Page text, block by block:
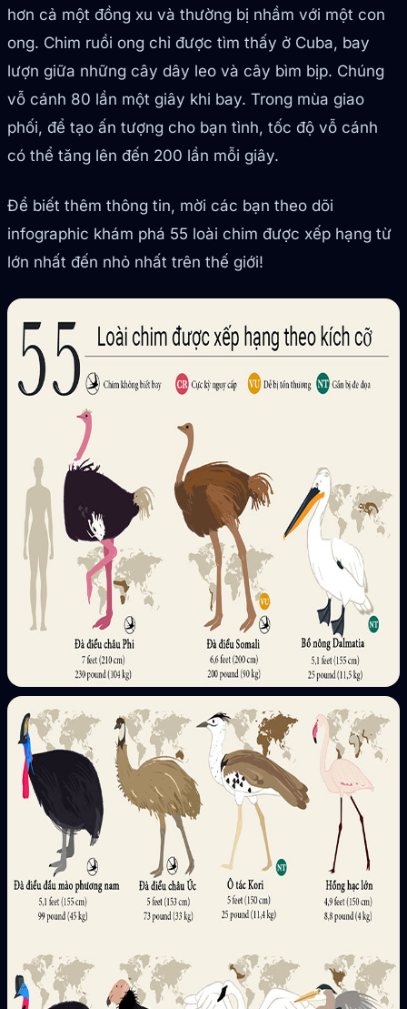
hơn cả một đồng xu và thường bị nhầm với một con
ong. Chim ruồi ong chỉ được tìm thấy ở Cuba, bay
lượn giữa những cây dây leo và cây bìm bịp. Chúng
vỗ cánh 80 lần một giây khi bay. Trong mùa giao
phối, để tạo ấn tượng cho bạn tình, tốc độ vỗ cánh
có thể tăng lên đến 200 lần mỗi giây.
Để biết thêm thông tin, mời các bạn theo dõi
infographic khám phá 55 loài chim được xếp hạng từ
lớn nhất đến nhỏ nhất trên thế giới!